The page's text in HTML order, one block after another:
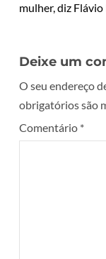
mulher, diz
Deixe um
O seu endereço
obrigatórios são
Comentário *